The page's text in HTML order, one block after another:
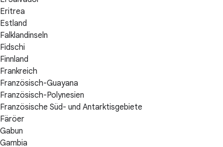
Eritrea
Estland
Falklandinseln
Fidschi
Finnland
Frankreich
Französisch-Guayana
Französisch-Polynesien
Französische Süd- und Antarktisgebiete
Färöer
Gabun
Gambia